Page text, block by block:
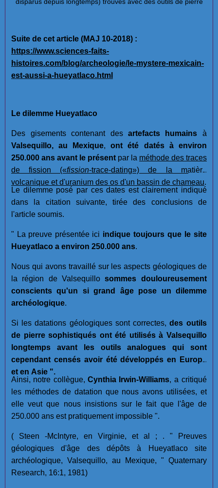
disparus depuis longtemps) trouvés avec des outils de pierre
Suite de cet article (MAJ 10-2018) :
https://www.sciences-faits-
histoires.com/blog/archeologie/le-mystere-mexicain-
est-aussi-a-hueyatlaco.html
Le dilemme Hueyatlaco
Des gisements contenant des artefacts humains à
Valsequillo, au Mexique, ont été datés à environ
250.000 ans avant le présent par la méthode des traces
de fission («fission-trace-dating») de la matière
volcanique et d'uranium des os d'un bassin de chameau.
Le dilemme posé par ces dates est clairement indiqué
dans la citation suivante, tirée des conclusions de
l'article soumis.
" La preuve présentée ici indique toujours que le site
Hueyatlaco a environ 250.000 ans.
Nous qui avons travaillé sur les aspects géologiques de
la région de Valsequillo sommes douloureusement
conscients qu'un si grand âge pose un dilemme
archéologique.
Si les datations géologiques sont correctes, des outils
de pierre sophistiqués ont été utilisés à Valsequillo
longtemps avant les outils analogues qui sont
cependant censés avoir été développés en Europe
et en Asie ".
Ainsi, notre collègue, Cynthia Irwin-Williams, a critiqué
les méthodes de datation que nous avons utilisées, et
elle veut que nous insistions sur le fait que l'âge de
250.000 ans est pratiquement impossible ".
( Steen -McIntyre, en Virginie, et al ; . " Preuves
géologiques d'âge des dépôts à Hueyatlaco site
archéologique, Valsequillo, au Mexique, " Quaternary
Research, 16:1, 1981)